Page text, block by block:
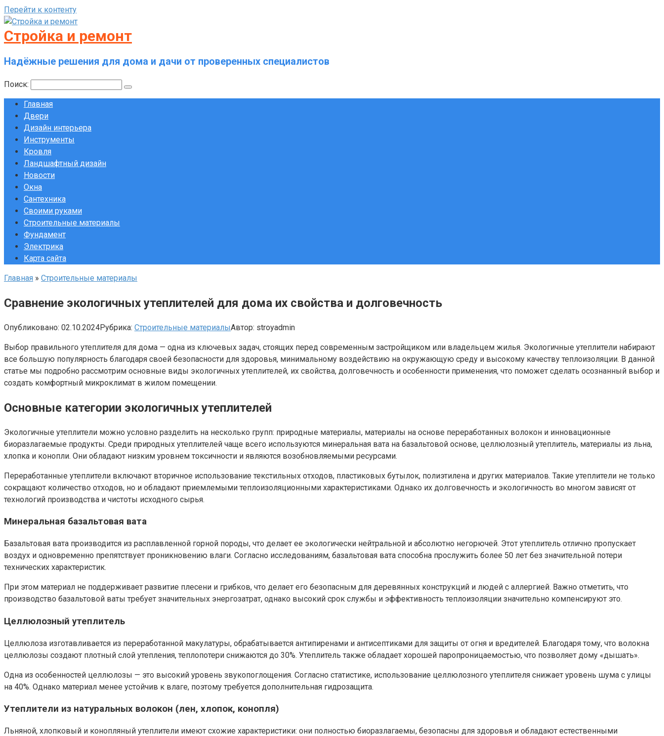
Перейти к контенту
Стройка и ремонт
Надёжные решения для дома и дачи от проверенных специалистов
Поиск:
Главная
Двери
Дизайн интерьера
Инструменты
Кровля
Ландшафтный дизайн
Новости
Окна
Сантехника
Своими руками
Строительные материалы
Фундамент
Электрика
Карта сайта
Главная » Строительные материалы
Сравнение экологичных утеплителей для дома их свойства и долговечность
Опубликовано: 02.10.2024Рубрика: Строительные материалыАвтор: stroyadmin
Выбор правильного утеплителя для дома — одна из ключевых задач, стоящих перед современным застройщиком или владельцем жилья. Экологичные утеплители набирают
все большую популярность благодаря своей безопасности для здоровья, минимальному воздействию на окружающую среду и высокому качеству теплоизоляции. В данной
статье мы подробно рассмотрим основные виды экологичных утеплителей, их свойства, долговечность и особенности применения, что поможет сделать осознанный выбор и
создать комфортный микроклимат в жилом помещении.
Основные категории экологичных утеплителей
Экологичные утеплители можно условно разделить на несколько групп: природные материалы, материалы на основе переработанных волокон и инновационные
биоразлагаемые продукты. Среди природных утеплителей чаще всего используются минеральная вата на базальтовой основе, целлюлозный утеплитель, материалы из льна,
хлопка и конопли. Они обладают низким уровнем токсичности и являются возобновляемыми ресурсами.
Переработанные утеплители включают вторичное использование текстильных отходов, пластиковых бутылок, полиэтилена и других материалов. Такие утеплители не только
сокращают количество отходов, но и обладают приемлемыми теплоизоляционными характеристиками. Однако их долговечность и экологичность во многом зависят от
технологий производства и чистоты исходного сырья.
Минеральная базальтовая вата
Базальтовая вата производится из расплавленной горной породы, что делает ее экологически нейтральной и абсолютно негорючей. Этот утеплитель отлично пропускает
воздух и одновременно препятствует проникновению влаги. Согласно исследованиям, базальтовая вата способна прослужить более 50 лет без значительной потери
технических характеристик.
При этом материал не поддерживает развитие плесени и грибков, что делает его безопасным для деревянных конструкций и людей с аллергией. Важно отметить, что
производство базальтовой ваты требует значительных энергозатрат, однако высокий срок службы и эффективность теплоизоляции значительно компенсируют это.
Целлюлозный утеплитель
Целлюлоза изготавливается из переработанной макулатуры, обрабатывается антипиренами и антисептиками для защиты от огня и вредителей. Благодаря тому, что волокна
целлюлозы создают плотный слой утепления, теплопотери снижаются до 30%. Утеплитель также обладает хорошей паропроницаемостью, что позволяет дому «дышать».
Одна из особенностей целлюлозы — это высокий уровень звукопоглощения. Согласно статистике, использование целлюлозного утеплителя снижает уровень шума с улицы
на 40%. Однако материал менее устойчив к влаге, поэтому требуется дополнительная гидрозащита.
Утеплители из натуральных волокон (лен, хлопок, конопля)
Льняной, хлопковый и конопляный утеплители имеют схожие характеристики: они полностью биоразлагаемы, безопасны для здоровья и обладают естественными